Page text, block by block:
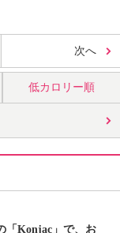
次へ
低カロリー順
「Konjac」で、お